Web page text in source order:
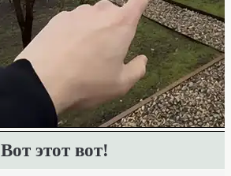
Вот этот вот!